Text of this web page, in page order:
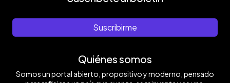
Suscribirme
Quiénes somos
Somos un portal abierto, propositivo y moderno, pensado